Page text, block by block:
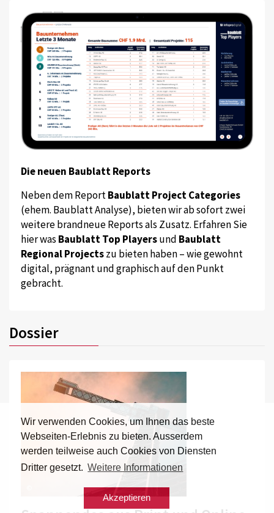
Wir verwenden Cookies, um Ihnen das beste
Webseiten-Erlebnis zu bieten. Ausserdem
werden teilweise auch Cookies von Diensten
Dritter gesetzt. Weitere Informationen
Akzeptieren
Die neuen Baublatt Reports
Neben dem ReportBaublatt Project Categories
(ehem. Baublatt Analyse), bieten wir ab sofort zwei
weitere brandneue Reports als Zusatz. Erfahren Sie
hier was Baublatt Top Playersund Baublatt
Regional Projectszu bieten haben – wie gewohnt
digital, prägnant und graphisch auf den Punkt
gebracht.
Dossier